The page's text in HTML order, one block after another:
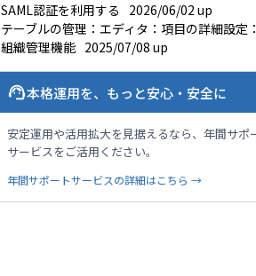
SAML認証を利用する
2026/06/02 up
テーブルの管理：エディタ：項目の詳細設定
組織管理機能 2025/07/08 up
support_agent本格運用を、もっと安心・安全に
安定運用や活用拡大を見据えるなら、年間サポ
サービスをご活用ください。
年間サポートサービスの詳細はこちら →